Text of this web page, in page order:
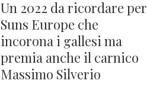
Un 2022 da ricordare per
Suns Europe che
incorona i gallesi ma
premia anche il carnico
Massimo Silverio